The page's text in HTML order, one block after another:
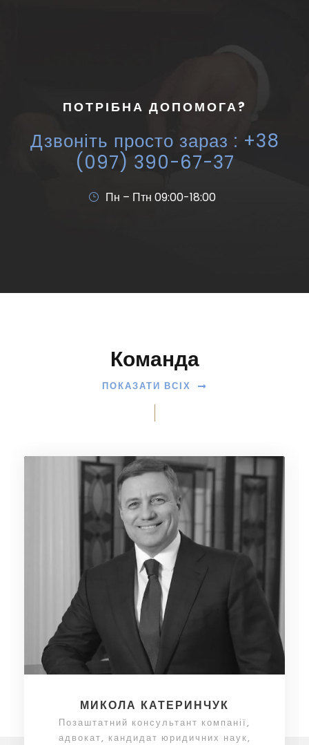
ПОТРІБНА ДОПОМОГА?
Дзвоніть просто зараз : +38
(097) 390-67-37
Пн – Птн 09:00-18:00
Команда
ПОКАЗАТИ ВСІХ
МИКОЛА КАТЕРИНЧУК
Позаштатний консультант компанії,
адвокат, кандидат юридичних наук,